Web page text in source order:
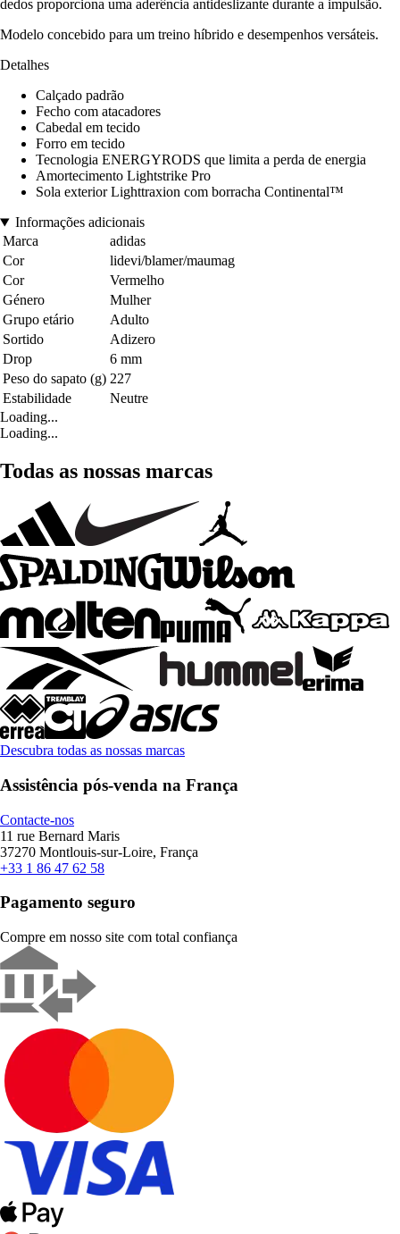
dedos proporciona uma aderência antideslizante durante a impulsão.
Modelo concebido para um treino híbrido e desempenhos versáteis.
Detalhes
Calçado padrão
Fecho com atacadores
Cabedal em tecido
Forro em tecido
Tecnologia ENERGYRODS que limita a perda de energia
Amortecimento Lightstrike Pro
Sola exterior Lighttraxion com borracha Continental™
Informações adicionais
Marca
adidas
Cor
lidevi/blamer/maumag
Cor
Vermelho
Género
Mulher
Grupo etário
Adulto
Sortido
Adizero
Drop
6 mm
Peso do sapato (g) 227
Estabilidade
Neutre
Loading...
Loading...
Todas as nossas marcas
Descubra todas as nossas marcas
Assistência pós-venda na França
Contacte-nos
11 rue Bernard Maris
37270 Montlouis-sur-Loire, França
+33 1 86 47 62 58
Pagamento seguro
Compre em nosso site com total confiança